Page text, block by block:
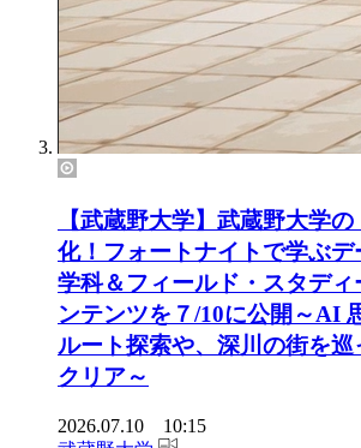
【武蔵野大学】武蔵野大学
化！フォートナイトで学ぶデ
学科＆フィールド・スタディ
ンテンツを７/10に公開～AI
ルート探索や、深川の街を
クリア～
2026.07.10 10:15